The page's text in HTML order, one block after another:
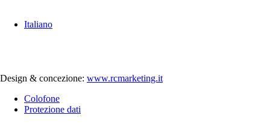
Italiano
Design & concezione: www.rcmarketing.it
Colofone
Protezione dati